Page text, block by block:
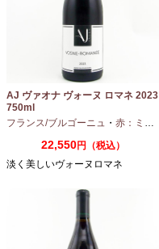
AJ ヴァオナ ヴォーヌ ロマネ 2023
750ml
フランス/ブルゴーニュ ・ 赤：ミディアムボディ
22,550円（税込）
淡く美しいヴォーヌロマネ